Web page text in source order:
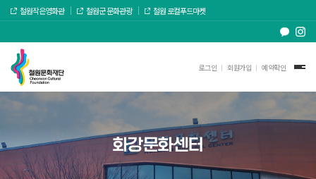
철원작은영화관 철원군 문화관광 철원 로컬푸드마켓
로그인 회원가입 예약확인
화강문화센터